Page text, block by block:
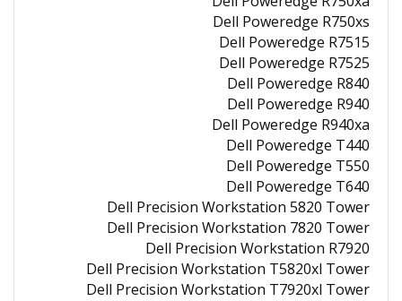
Dell Poweredge R750xs
Dell Poweredge R7515
Dell Poweredge R7525
Dell Poweredge R840
Dell Poweredge R940
Dell Poweredge R940xa
Dell Poweredge T440
Dell Poweredge T550
Dell Poweredge T640
Dell Precision Workstation 5820 Tower
Dell Precision Workstation 7820 Tower
Dell Precision Workstation R7920
Dell Precision Workstation T5820xl Tower
Dell Precision Workstation T7920xl Tower